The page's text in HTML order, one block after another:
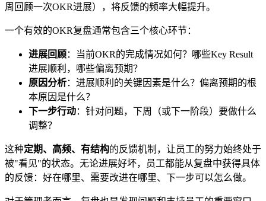
周回顾一次OKR进展），将反馈的频率大幅提升。
一个有效的OKR复盘通常包含三个核心环节：
进展回顾：当前OKR的完成情况如何？哪些Key Result
进展顺利，哪些偏离预期？
原因分析：进展顺利的关键因素是什么？偏离预期的根
本原因是什么？
下一步行动：针对问题，下周（或下一阶段）要做什么
调整？
这种定期、高频、有结构的反馈机制，让员工的努力始终处于
被"看见"的状态。无论进展好坏，员工都能从复盘中获得具体
的反馈：好在哪里、需要改进在哪里、下一步可以怎么做。